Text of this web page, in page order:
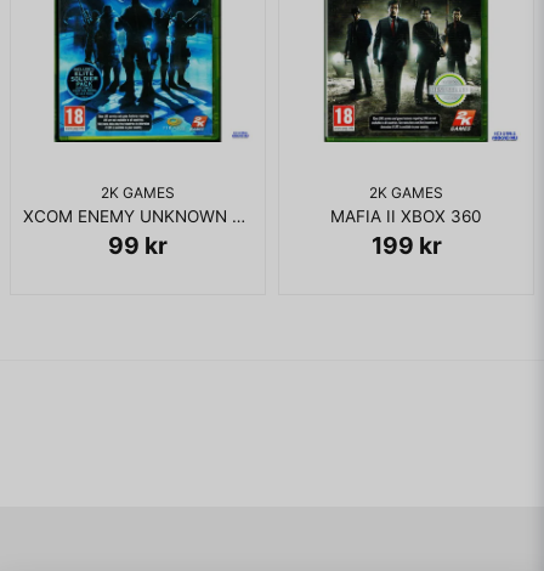
2K GAMES
XCOM ENEMY UNKNOWN XBOX 360
99 kr
2K GAMES
MAFIA II XBOX 360
199 kr